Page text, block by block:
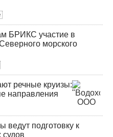
БРИКС участие в
морского
речные круизы:
направления
ведут подготовку к
судов